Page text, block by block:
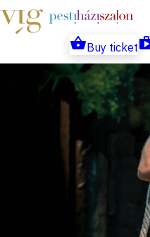
Buy ticket